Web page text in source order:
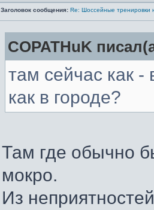
Заголовок сообщения: Re: Шоссейные тренировки
COPATHuK
там сейчас как -
как в городе?
Там где обычно
мокро.
Из